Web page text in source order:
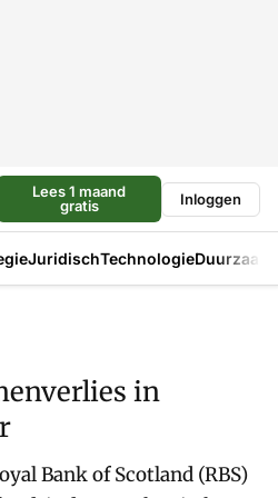
Lees 1 maand
gratis
Inloggen
JuridischTechnologie
in
Bank of Scotland (RBS)